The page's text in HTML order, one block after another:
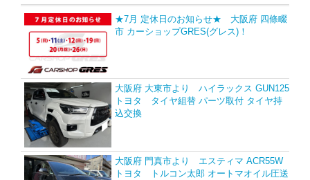
★7月 定休日のお知らせ★ 大阪府 四條畷
市 カーショップGRES(グレス)！
大阪府 大東市より ハイラックス GUN125
トヨタ タイヤ組替 パーツ取付 タイヤ持
込交換
大阪府 門真市より エスティマ ACR55W
トヨタ トルコン太郎 オートマオイル圧送